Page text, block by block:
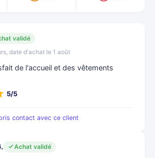
validé
date d'achat le 1 août
de l'accueil et des vêtements
5/5
contact avec ce client
Achat validé